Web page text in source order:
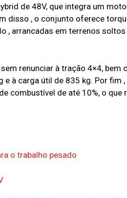
de 48V, que integra um
disso , o conjunto oferece
, arrancadas em terrenos
renunciar à tração 4×4, bem
à carga útil de 835 kg. Por fim
combustível de até 10%, o que
o trabalho pesado